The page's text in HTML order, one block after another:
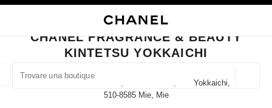
TROVARE UNA BOUTIQUE
I suggerimenti sono mostrati sotto la barra di ricerca
0 Suggerimenti disponibili
CHIUDI LA SCHEDA DELLA BOUTIQUE CHANEL FRAGRANCE & BEAUTY
CHANEL FRAGRANCE & BEAUTY
KINTETSU YOKKAICHI
7-34 Suwa-Sakae-Cho, Yokkaichi-Shi, Mie Yokkaichi,
510-8585 Mie, Mie